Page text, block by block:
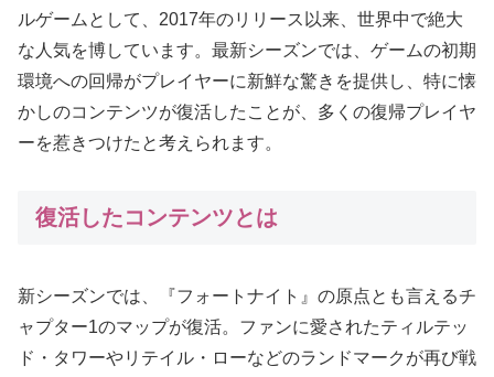
ルゲームとして、2017年のリリース以来、世界中で絶大
な人気を博しています。最新シーズンでは、ゲームの初期
環境への回帰がプレイヤーに新鮮な驚きを提供し、特に懐
かしのコンテンツが復活したことが、多くの復帰プレイヤ
ーを惹きつけたと考えられます。
復活したコンテンツとは
新シーズンでは、『フォートナイト』の原点とも言えるチ
ャプター1のマップが復活。ファンに愛されたティルテッ
ド・タワーやリテイル・ローなどのランドマークが再び戦